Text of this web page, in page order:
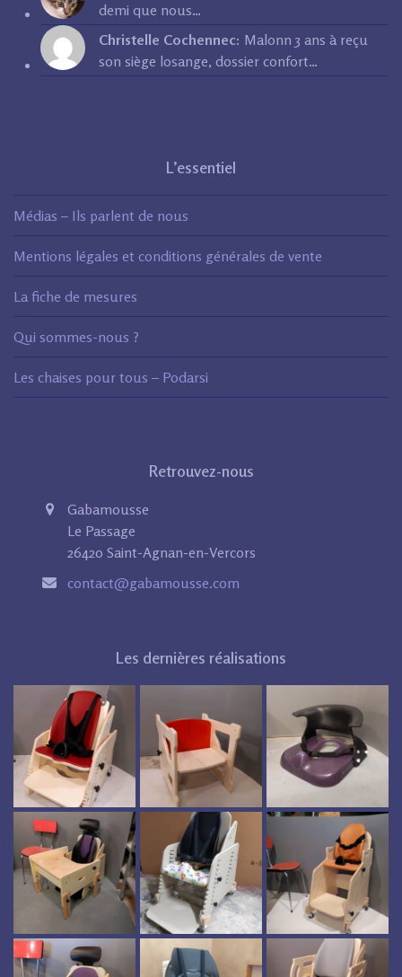
demi que nous…
Christelle Cochennec: Malonn 3 ans à reçu
son siège losange, dossier confort…
L’essentiel
Médias – Ils parlent de nous
Mentions légales et conditions générales de vente
La fiche de mesures
Qui sommes-nous ?
Les chaises pour tous – Podarsi
Retrouvez-nous
Gabamousse
Le Passage
26420 Saint-Agnan-en-Vercors
contact@gabamousse.com
Les dernières réalisations